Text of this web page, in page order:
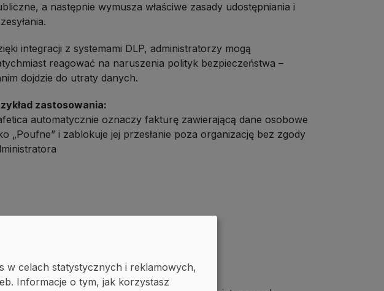
a następnie wymusza właściwe zasady udostępniania i
integracji z systemami DLP, administratorzy mogą
reagować na naruszenia polityk bezpieczeństwa –
dojdzie do utraty danych.
zastosowania:
automatycznie oznaczy fakturę zawierającą dane osobowe
„Poufne” i zablokuje jej przesłanie poza organizację bez zgody
w celach statystycznych i reklamowych,
Informacje o tym, jak korzystasz